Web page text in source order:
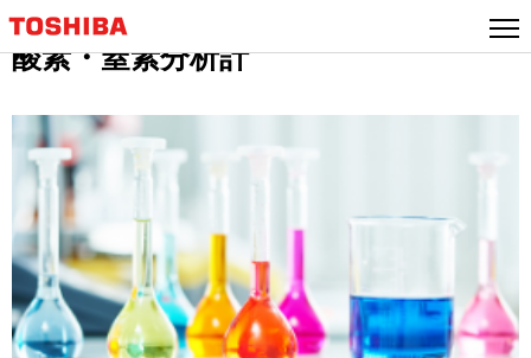
酸素・窒素分析計